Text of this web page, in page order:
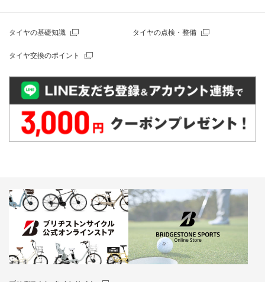
タイヤの基礎知識 タイヤの点検・整備
タイヤ交換のポイント